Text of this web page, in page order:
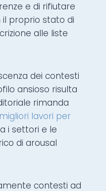
e di rifiutare
proprio stato di
alle liste
dei contesti
ansioso risulta
rimanda
migliori lavori per
i settori e le
di arousal
contesti ad